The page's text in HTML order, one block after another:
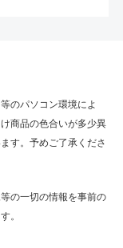
のパソコン環境によ
商品の色合いが多少異
す。予めご了承くださ
の一切の情報を事前の
。